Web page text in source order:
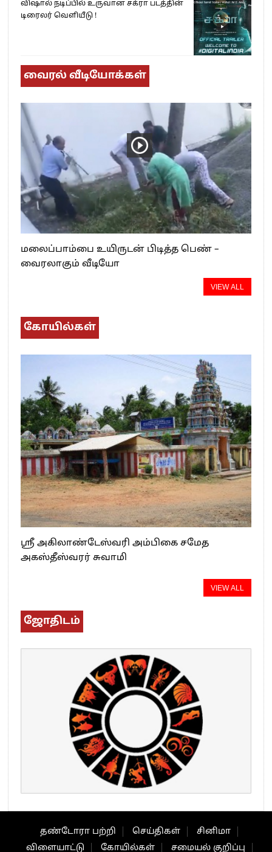
விஷால் நடிப்பில் உருவான சக்ரா படத்தின்
டிரைலர் வெளியீடு !
வைரல் வீடியோக்கள்
மலைப்பாம்பை உயிருடன் பிடித்த பெண் –
வைரலாகும் வீடியோ
VIEW ALL
கோயில்கள்
ஸ்ரீ அகிலாண்டேஸ்வரி அம்பிகை சமேத
அகஸ்தீஸ்வரர் சுவாமி
VIEW ALL
ஜோதிடம்
தண்டோரா பற்றி செய்திகள்
சினிமா
விளையாட்டு
கோயில்கள் சமையல் குறிப்பு